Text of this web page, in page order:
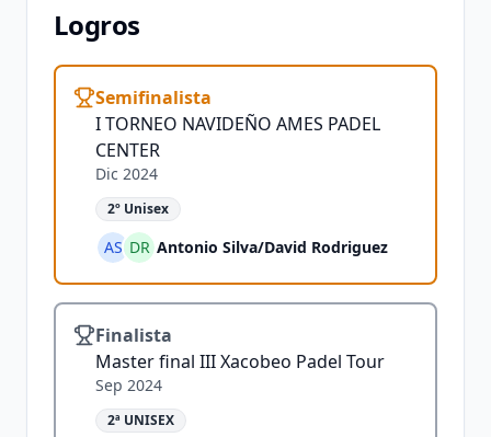
Logros
Semifinalista
I TORNEO NAVIDEÑO AMES PADEL
CENTER
Dic 2024
2º Unisex
AS DR Antonio Silva/David Rodriguez
Finalista
Master final III Xacobeo Padel Tour
Sep 2024
2ª UNISEX